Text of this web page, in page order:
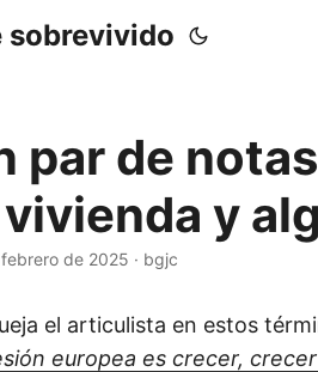
sobrevivido
par de
y
de 2025 · bgjc
el articulista en estos
europea es crecer,